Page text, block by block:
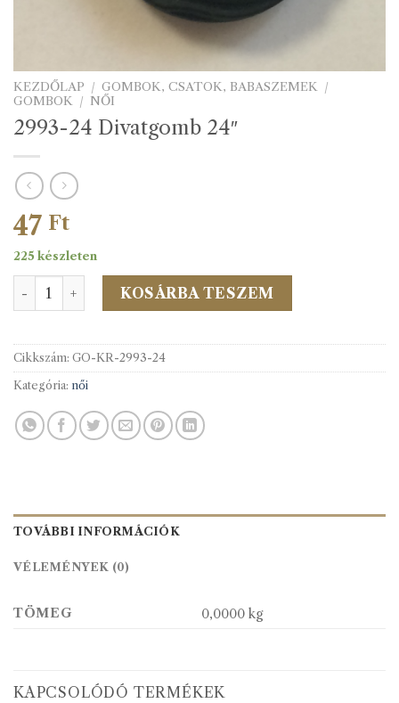
KEZDŐLAP / GOMBOK, CSATOK, BABASZEMEK /
GOMBOK / NŐI
2993-24 Divatgomb 24″
47 Ft
225 készleten
2993-24 Divatgomb 24" mennyiség
KOSÁRBA TESZEM
Cikkszám: GO-KR-2993-24
Kategória: női
TOVÁBBI INFORMÁCIÓK
VÉLEMÉNYEK (0)
TÖMEG 0,0000 kg
KAPCSOLÓDÓ TERMÉKEK